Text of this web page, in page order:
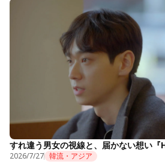
すれ違う男女の視線と、届かない想い
2026/7/27 韓流・アジア